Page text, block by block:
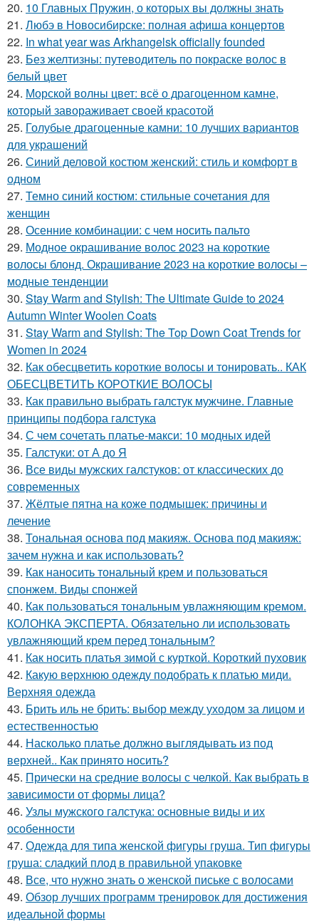
20. 10 Главных Пружин, о которых вы должны знать
21. Любэ в Новосибирске: полная афиша концертов
22. In what year was Arkhangelsk officially founded
23. Без желтизны: путеводитель по покраске волос в
белый цвет
24. Морской волны цвет: всё о драгоценном камне,
который завораживает своей красотой
25. Голубые драгоценные камни: 10 лучших вариантов
для украшений
26. Синий деловой костюм женский: стиль и комфорт в
одном
27. Темно синий костюм: стильные сочетания для
женщин
28. Осенние комбинации: с чем носить пальто
29. Модное окрашивание волос 2023 на короткие
волосы блонд. Окрашивание 2023 на короткие волосы –
модные тенденции
30. Stay Warm and Stylish: The Ultimate Guide to 2024
Autumn Winter Woolen Coats
31. Stay Warm and Stylish: The Top Down Coat Trends for
Women in 2024
32. Как обесцветить короткие волосы и тонировать.. КАК
ОБЕСЦВЕТИТЬ КОРОТКИЕ ВОЛОСЫ
33. Как правильно выбрать галстук мужчине. Главные
принципы подбора галстука
34. С чем сочетать платье-макси: 10 модных идей
35. Галстуки: от А до Я
36. Все виды мужских галстуков: от классических до
современных
37. Жёлтые пятна на коже подмышек: причины и
лечение
38. Тональная основа под макияж. Основа под макияж:
зачем нужна и как использовать?
39. Как наносить тональный крем и пользоваться
спонжем. Виды спонжей
40. Как пользоваться тональным увлажняющим кремом.
КОЛОНКА ЭКСПЕРТА. Обязательно ли использовать
увлажняющий крем перед тональным?
41. Как носить платья зимой с курткой. Короткий пуховик
42. Какую верхнюю одежду подобрать к платью миди.
Верхняя одежда
43. Брить иль не брить: выбор между уходом за лицом и
естественностью
44. Насколько платье должно выглядывать из под
верхней.. Как принято носить?
45. Прически на средние волосы с челкой. Как выбрать в
зависимости от формы лица?
46. Узлы мужского галстука: основные виды и их
особенности
47. Одежда для типа женской фигуры груша. Тип фигуры
груша: сладкий плод в правильной упаковке
48. Все, что нужно знать о женской письке с волосами
49. Обзор лучших программ тренировок для достижения
идеальной формы